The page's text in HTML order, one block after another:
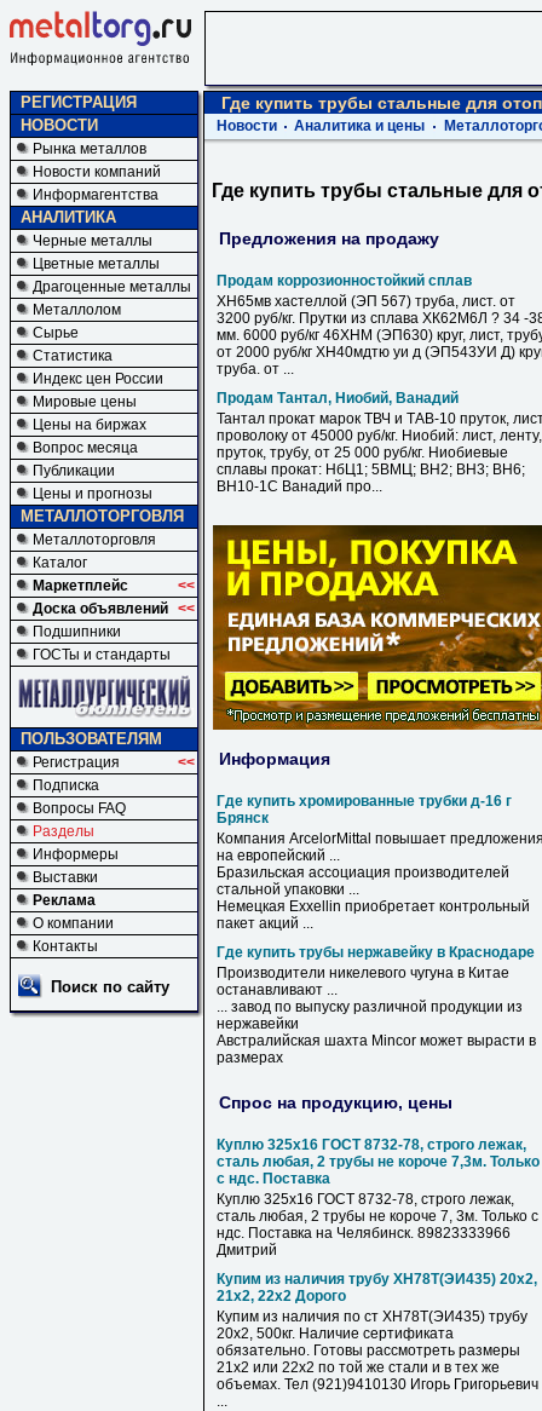
РЕГИСТРАЦИЯ
НОВОСТИ
Рынка металлов
Новости компаний
Информагентства
АНАЛИТИКА
Черные металлы
Цветные металлы
Драгоценные металлы
Металлолом
Сырье
Статистика
Индекс цен России
Мировые цены
Цены на биржах
Вопрос месяца
Публикации
Цены и прогнозы
МЕТАЛЛОТОРГОВЛЯ
Металлоторговля
Каталог
Маркетплейс
<<
Доска объявлений <<
Подшипники
ГОСТы и стандарты
ПОЛЬЗОВАТЕЛЯМ
Регистрация
<<
Подписка
Вопросы FAQ
Разделы
Информеры
Выставки
Реклама
О компании
Контакты
Поиск по сайту
Где купить трубы стальные для
Новости Аналитика и цены
Где купить трубы стальные для
Предложения на продажу
Продам коррозионностойкий сплав
ХН65мв хастеллой (ЭП 567) труба, лист. от
3200 руб/кг. Прутки из сплава ХК62М6Л ? 34 -
мм. 6000 руб/кг 46ХНМ (ЭП630) круг, лист,
от 2000 руб/кг ХН40мдтю уи д (ЭП543УИ Д)
труба. от ...
Продам Тантал, Ниобий, Ванадий
Тантал прокат марок ТВЧ и ТАВ-10 пруток,
проволоку от 45000 руб/кг. Ниобий: лист, ленту,
пруток, трубу, от 25 000 руб/кг. Ниобиевые
сплавы прокат: НбЦ1; 5ВМЦ; ВН2; ВН3; ВН6;
ВН10-1С Ванадий про...
Информация
Где купить хромированные трубки д-16 г
Брянск
Компания ArcelorMittal повышает
на европейский ...
Бразильская ассоциация производителей
стальной упаковки ...
Немецкая Exxellin приобретает контрольный
пакет акций ...
Где купить трубы нержавейку в Краснодаре
Производители никелевого чугуна в Китае
останавливают ...
... завод по выпуску различной продукции из
нержавейки
Австралийская шахта Mincor может вырасти в
размерах
Спрос на продукцию, цены
Куплю 325х16 ГОСТ 8732-78, строго лежак,
сталь любая, 2 трубы не короче 7,3м. Только
с ндс. Поставка
Куплю 325х16 ГОСТ 8732-78, строго лежак,
сталь любая, 2 трубы не короче 7, 3м. Только с
ндс. Поставка на Челябинск. 89823333966
Дмитрий
Купим из наличия трубу ХН78Т(ЭИ435) 20х2,
21х2, 22х2 Дорого
Купим из наличия по ст ХН78Т(ЭИ435) трубу
20х2, 500кг. Наличие сертификата
обязательно. Готовы рассмотреть размеры
21х2 или 22х2 по той же стали и в тех же
объемах. Тел (921)9410130 Игорь Григорьевич
...